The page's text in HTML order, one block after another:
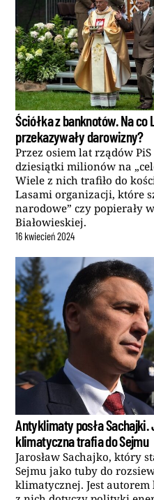
Ściółka z banknotów. Na co
przekazywały darowizny?
Przez osiem lat rządów
dziesiątki milionów na
Wiele z nich trafiło do
Lasami organizacji, które
narodowe” czy popierały
Białowieskiej.
16 kwiecień2024
Antyklimaty posła
klimatyczna trafia do Sejmu
Jarosław Sachajko, który
Sejmu jako tuby do
klimatycznej. Jest